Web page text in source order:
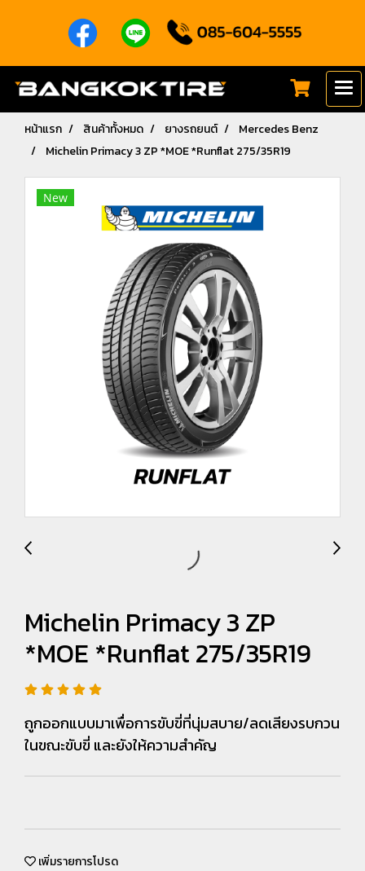
หน้าแรก สินค้าทั้งหมด ยางรถยนต์
Mercedes Benz
Michelin Primacy 3 ZP *MOE *Runflat 275/35R19
New
Michelin Primacy 3 ZP
*MOE *Runflat 275/35R19
ถูกออกแบบมาเพื่อการขับขี่ที่นุ่มสบาย/ลดเสียงรบกวน
ในขณะขับขี่ และยังให้ความสำคัญ
เพิ่มรายการโปรด